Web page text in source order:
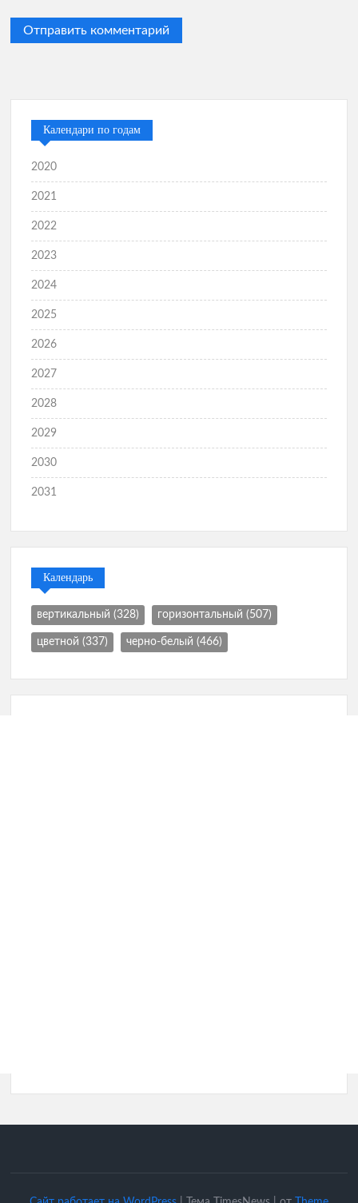
Календари по годам
2020
2021
2022
2023
2024
2025
2026
2027
2028
2029
2030
2031
Календарь
вертикальный (328) горизонтальный (507)
цветной (337) черно-белый (466)